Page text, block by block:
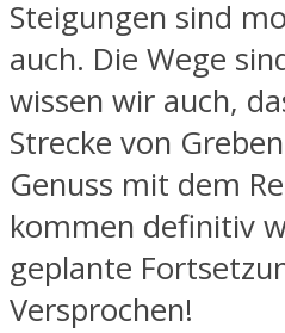
Steigungen sind
auch. Die Wege
wissen wir auch,
Strecke von
Genuss mit dem
kommen definitiv
geplante
Versprochen!